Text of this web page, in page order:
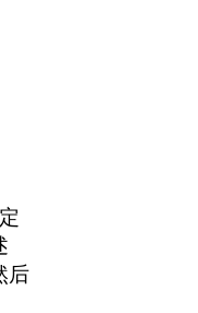
后